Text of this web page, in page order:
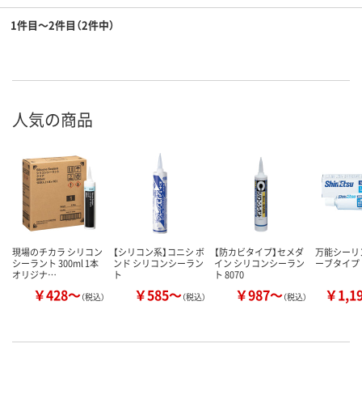
1件目～2件目（2件中）
人気の商品
現場のチカラ シリコン
シーラント 300ml 1本
オリジナ…
￥428～（税込）
【シリコン系】コニシ ボ
ンド シリコンシーラン
ト
￥585～（税込）
【防カビタイプ】セメダ
イン シリコンシーラン
ト 8070
￥987～（税込）
万能シー
ーブタイプ
￥